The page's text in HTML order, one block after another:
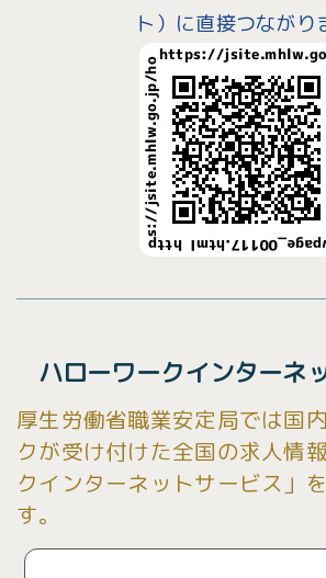
ト）に直接つながり
ハローワークインターネ
厚生労働省職業安定局では国
クが受け付けた全国の求人情
クインターネットサービス」
す。